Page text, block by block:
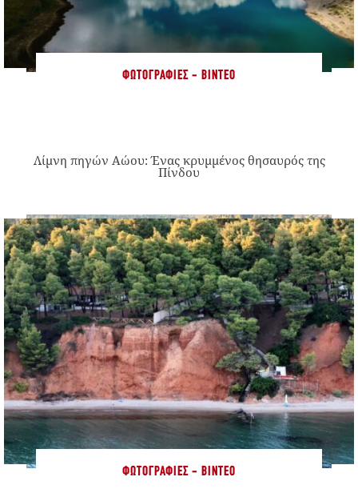
ΦΩΤΟΓΡΑΦΊΕΣ - ΒΊΝΤΕΟ
Λίμνη πηγών Αώου: Ένας κρυμμένος θησαυρός της
Πίνδου
ΦΩΤΟΓΡΑΦΊΕΣ - ΒΊΝΤΕΟ